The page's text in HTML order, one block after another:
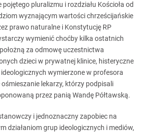
pojętego pluralizmu i rozdziału Kościoła od
wyznającym wartości chrześcijańskie
prawo naturalne i Konstytucję RP
wymienić choćby kilka ostatnich
za odmowę uczestnictwa
dzieci w prywatnej klinice, histeryczne
wymierzone w profesora
lekarzy, którzy podpisali
przez panią Wandę Półtawską.
i jednoznaczny zapobiec na
działaniom grup ideologicznych i mediów,